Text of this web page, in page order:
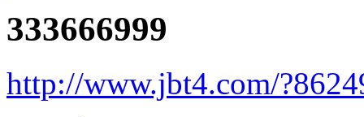
333666999
http://www.jbt4.com/